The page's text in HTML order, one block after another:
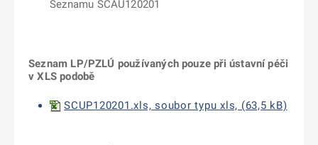
Seznamu SCAU120201
Seznam LP/PZLÚ používaných pouze při ústavní péči
v XLS podobě
SCUP120201.xls, soubor typu xls, (63,5 kB)